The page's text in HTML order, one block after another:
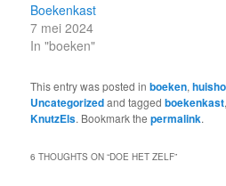
Boekenkast
7 mei 2024
In "boeken"
This entry was posted inboeken,
Uncategorizedand taggedboekenkast
KnutzEls. Bookmark thepermalink.
6 THOUGHTS ON “DOE HET ZELF”